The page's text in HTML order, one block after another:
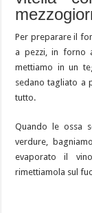
Per preparare il
a pezzi, in forno
mettiamo in un
sedano tagliato a
tutto.
Quando le ossa
verdure,
evaporato il
rimettiamola sul